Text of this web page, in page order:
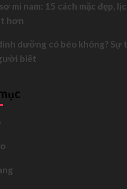
mi nam: 15 cách mặc đẹp,
hơn
dưỡng có béo không? Sự
biết